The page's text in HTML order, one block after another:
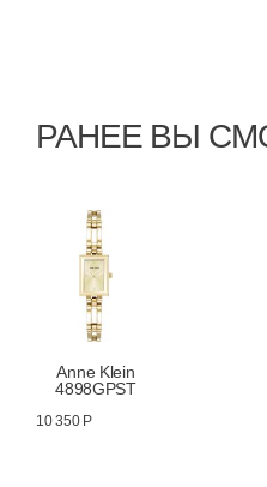
РАНЕЕ ВЫ
Anne Klein
4898GPST
10 350 Р